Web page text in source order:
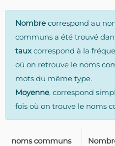
Nombre correspond au
communs a été trouvé
tauxcorrespond à la
où on retrouve le noms
mots du même type.
Moyenne, correspond
fois où on trouve le noms
noms communs